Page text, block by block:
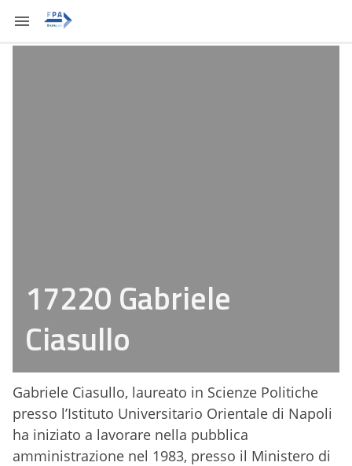
17220 Gabriele
Ciasullo
Gabriele Ciasullo, laureato in Scienze Politiche
presso l’Istituto Universitario Orientale di Napoli
ha iniziato a lavorare nella pubblica
amministrazione nel 1983, presso il Ministero di